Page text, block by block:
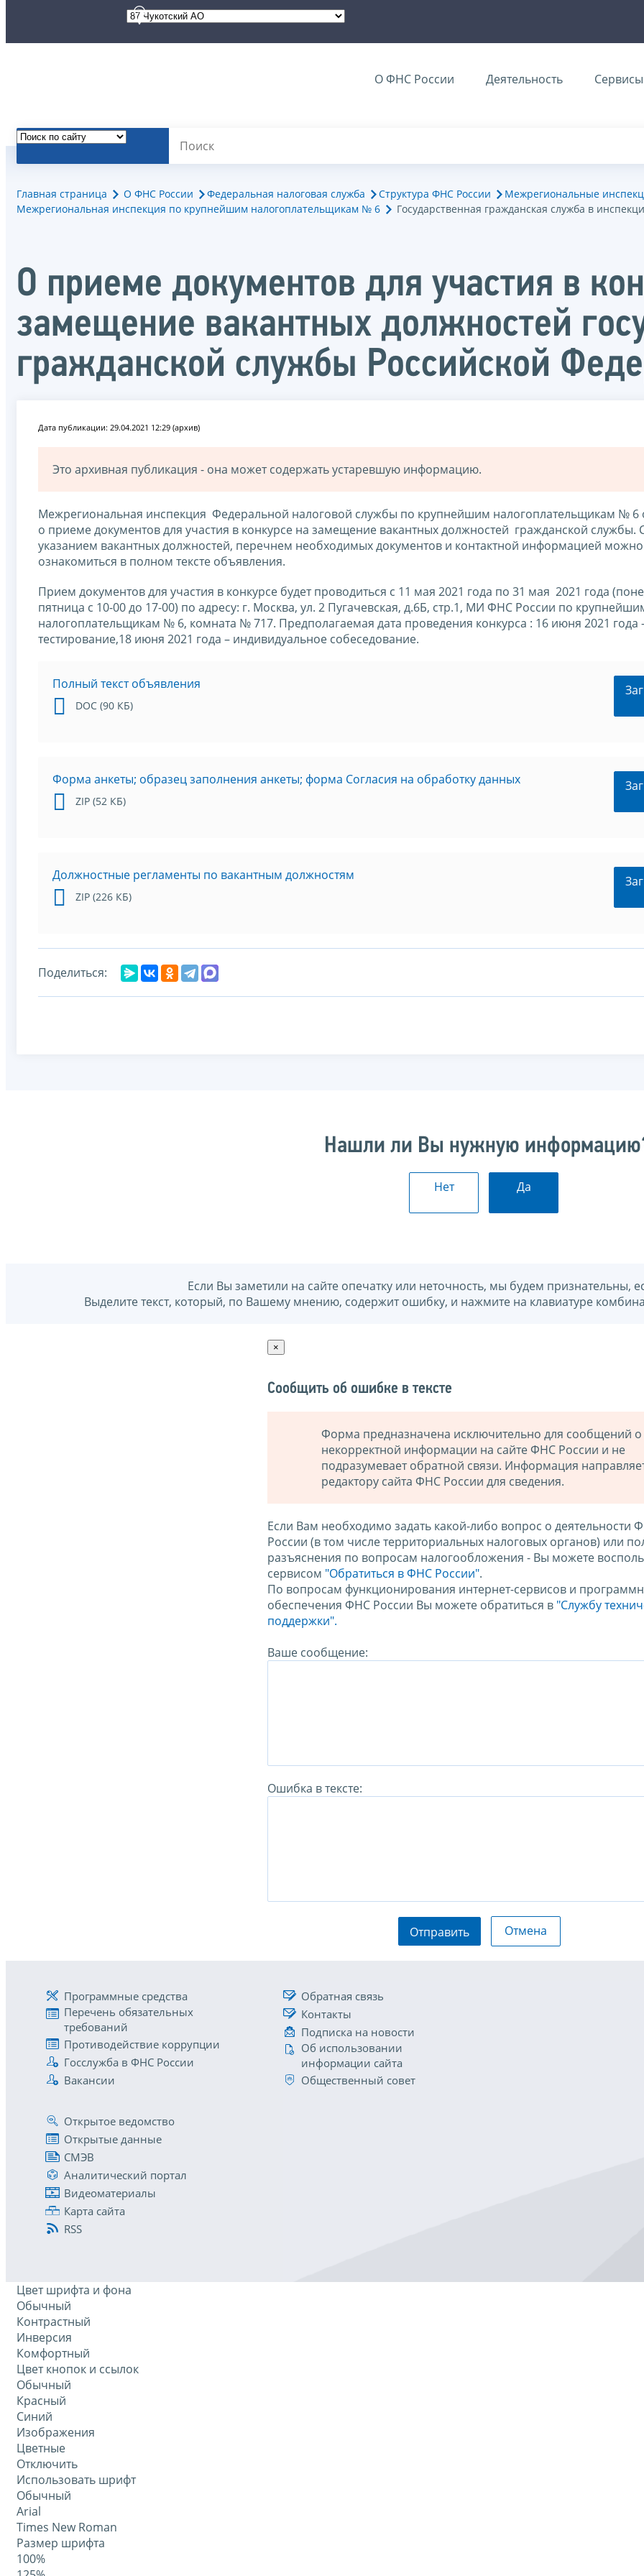
О ФНС России Деятельность Сервисы
Главная страница О ФНС России Федеральная налоговая служба Структура ФНС России
Межрегиональные
Межрегиональная инспекция по крупнейшим налогоплательщикам № 6
Государственная гражданская служба в
О приеме документов для участия в
замещение вакантных должностей
гражданской службы Российской
Дата публикации: 29.04.2021 12:29 (архив)
Это архивная публикация - она может содержать устаревшую информацию.
Межрегиональная инспекция Федеральной налоговой службы по крупнейшим налогоплательщикам № 6
о приеме документов для участия в конкурсе на замещение вакантных должностей гражданской службы.
указанием вакантных должностей, перечнем необходимых документов и контактной информацией можно
ознакомиться в полном тексте объявления.
Прием документов для участия в конкурсе будет проводиться с 11 мая 2021 года по 31 мая 2021 года
пятница с 10-00 до 17-00) по адресу: г. Москва, ул. 2 Пугачевская, д.6Б, стр.1, МИ ФНС России по
налогоплательщикам № 6, комната № 717. Предполагаемая дата проведения конкурса : 16 июня 2021 года
тестирование,18 июня 2021 года – индивидуальное собеседование.
Полный текст объявления
DOC (90 КБ)
Форма анкеты; образец заполнения анкеты; форма Согласия на обработку данных
ZIP (52 КБ)
Должностные регламенты по вакантным должностям
ZIP (226 КБ)
Поделиться:
Нашли ли Вы нужную
Нет Да
Если Вы заметили на сайте опечатку или неточность, мы будем признательны,
Выделите текст, который, по Вашему мнению, содержит ошибку, и нажмите на клавиатуре
×
Сообщить об ошибке в тексте
Форма предназначена исключительно для сообщений о
некорректной информации на сайте ФНС России и не
подразумевает обратной связи. Информация
редактору сайта ФНС России для сведения.
Если Вам необходимо задать какой-либо вопрос о деятельности
России (в том числе территориальных налоговых органов) или
разъяснения по вопросам налогообложения - Вы можете
сервисом "Обратиться в ФНС России".
По вопросам функционирования интернет-сервисов и
обеспечения ФНС России Вы можете обратиться в "Службу
поддержки".
Ваше сообщение:
Ошибка в тексте:
Отправить Отмена
Программные средства
Перечень обязательных
требований
Противодействие коррупции
Госслужба в ФНС России
Вакансии
Обратная связь
Контакты
Подписка на новости
Об использовании
информации сайта
Общественный совет
Открытое ведомство
Открытые данные
СМЭВ
Аналитический портал
Видеоматериалы
Карта сайта
RSS
Цвет шрифта и фона
Обычный
Контрастный
Инверсия
Комфортный
Цвет кнопок и ссылок
Обычный
Красный
Синий
Изображения
Цветные
Отключить
Использовать шрифт
Обычный
Arial
Times New Roman
Размер шрифта
100%